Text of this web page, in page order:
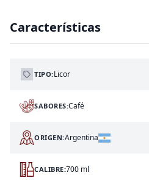
Características
TIPO:Licor
SABORES:Café
ORIGEN:Argentina
CALIBRE:700 ml